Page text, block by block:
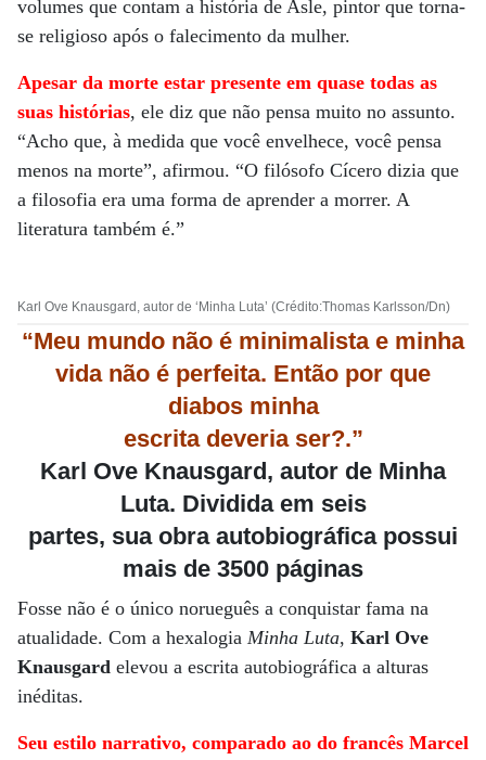
volumes que contam a história de Asle, pintor que torna-
se religioso após o falecimento da mulher.
Apesar da morte estar presente em quase todas as
suas histórias, ele diz que não pensa muito no assunto.
“Acho que, à medida que você envelhece, você pensa
menos na morte”, afirmou. “O filósofo Cícero dizia que
a filosofia era uma forma de aprender a morrer. A
literatura também é.”
Karl Ove Knausgard, autor de ‘Minha Luta’ (Crédito:Thomas Karlsson/Dn)
“Meu mundo não é minimalista e minha
vida não é perfeita. Então por que
diabos minha
escrita deveria ser?.”
Karl Ove Knausgard, autor de Minha
Luta. Dividida em seis
partes, sua obra autobiográfica possui
mais de 3500 páginas
Fosse não é o único norueguês a conquistar fama na
atualidade. Com a hexalogia Minha Luta, Karl Ove
Knausgard elevou a escrita autobiográfica a alturas
inéditas.
Seu estilo narrativo, comparado ao do francês Marcel